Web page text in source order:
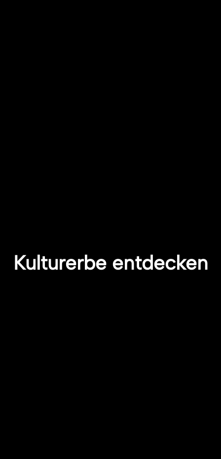
Kulturerbe entdecken